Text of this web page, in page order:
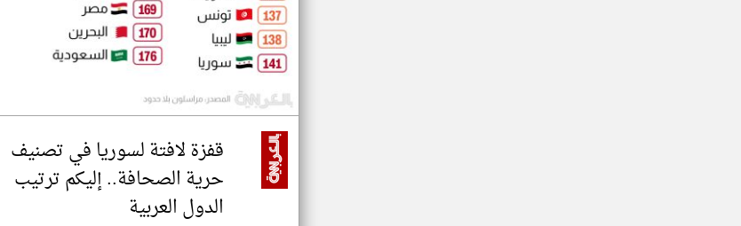
قفزة لافتة لسوريا في تصنيف
حرية الصحافة.. إليكم ترتيب
الدول العربية